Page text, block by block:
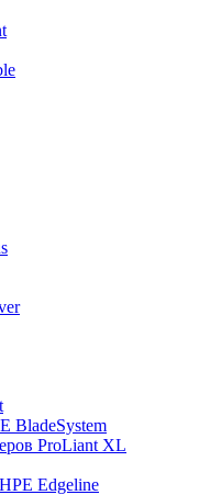
BladeSystem
ProLiant XL
Edgeline